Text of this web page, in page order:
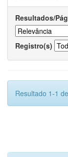
Resultados/
Registro(s)
Resultado 1-1